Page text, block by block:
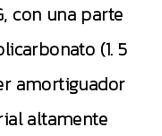
con una parte
(1. 5
amortiguador
altamente